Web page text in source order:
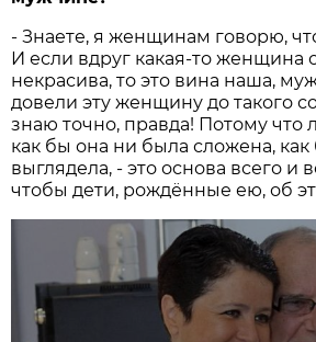
- Знаете, я женщинам говорю,
И если вдруг какая-то женщина
некрасива, то это вина наша,
довели эту женщину до такого
знаю точно, правда! Потому
как бы она ни была сложена,
выглядела, - это основа всего и
чтобы дети, рождённые ею, об